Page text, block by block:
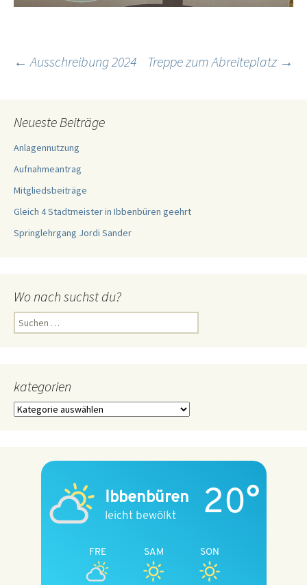
Beitragsnavigation
← Ausschreibung 2024 Treppe zum Abreiteplatz →
Neueste Beiträge
Anlagennutzung
Aufnahmeantrag
Mitgliedsbeiträge
Gleich 4 Stadtmeister in Ibbenbüren geehrt
Springlehrgang Jordi Sander
Wo nach suchst du?
Suchen
nach:
kategorien
kategorien
Ibbenbüren
leicht bewölkt 20°
FRE SAM SON